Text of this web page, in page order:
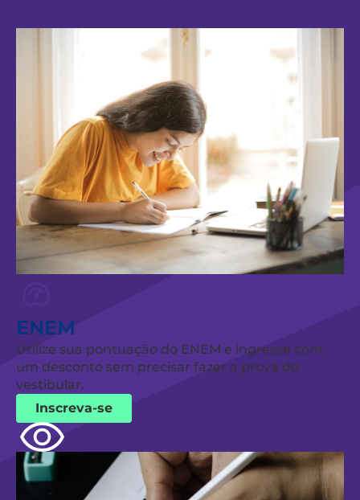
ENEM
Utilize sua pontuação do ENEM e ingresse com
um desconto sem precisar fazer a prova do
vestibular.
Inscreva-se